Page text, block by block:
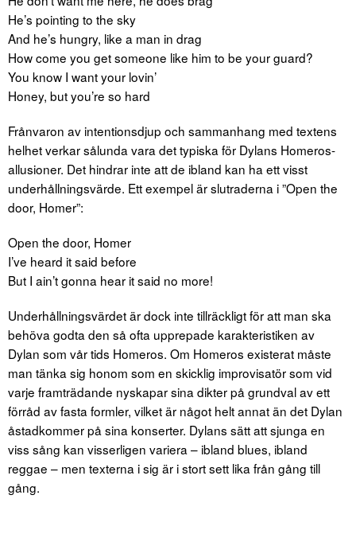
He’s pointing to the sky
And he’s hungry, like a man in drag
How come you get someone like him to be your guard?
You know I want your lovin’
Honey, but you’re so hard
Frånvaron av intentionsdjup och sammanhang med textens
helhet verkar sålunda vara det typiska för Dylans Homeros-
allusioner. Det hindrar inte att de ibland kan ha ett visst
underhållningsvärde. Ett exempel är slutraderna i ”Open the
door, Homer”:
Open the door, Homer
I’ve heard it said before
But I ain’t gonna hear it said no more!
Underhållningsvärdet är dock inte tillräckligt för att man ska
behöva godta den så ofta upprepade karakteristiken av
Dylan som vår tids Homeros. Om Homeros existerat måste
man tänka sig honom som en skicklig improvisatör som vid
varje framträdande nyskapar sina dikter på grundval av ett
förråd av fasta formler, vilket är något helt annat än det Dylan
åstadkommer på sina konserter. Dylans sätt att sjunga en
viss sång kan visserligen variera – ibland blues, ibland
reggae – men texterna i sig är i stort sett lika från gång till
gång.